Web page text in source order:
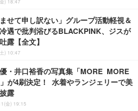
ませて申し訳ない」グループ活動軽視＆
遇で批判浴びるBLACKPINK、ジスが
露【全文】
) 10:47
優・井口裕香の写真集「MORE MORE
が4刷決定！ 水着やランジェリーで美
露
金) 19:15